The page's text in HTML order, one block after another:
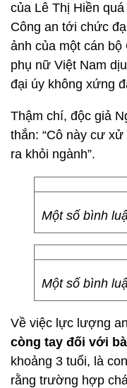
của Lê Thị Hiền
Công an tới chức
ảnh của một cán
phụ nữ Việt Nam
đại úy không xứng
Thậm chí, độc giả
thắn: “Cô này cư
ra khỏi ngành”.
Một số bình
Một số bình
Về việc lực lượng
còng tay đối với
khoảng 3 tuổi, là
rằng trường hợp